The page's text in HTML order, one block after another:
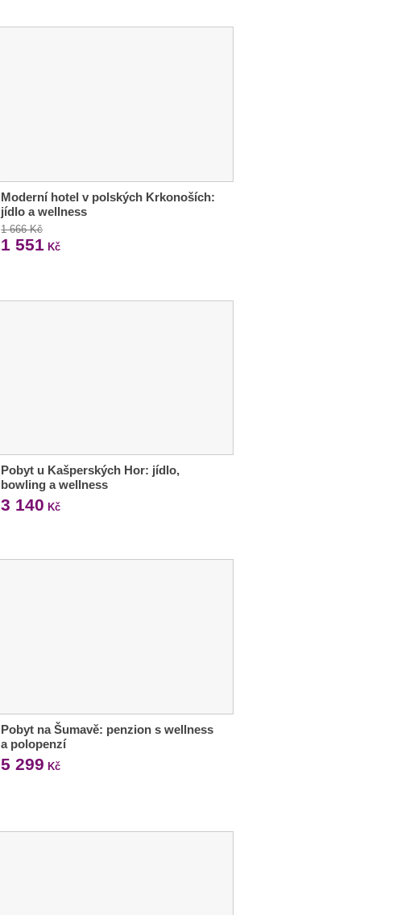
Moderní hotel v polských Krkonoších:
jídlo a wellness
1 666 Kč
1 551 Kč
Pobyt u Kašperských Hor: jídlo,
bowling a wellness
3 140 Kč
Pobyt na Šumavě: penzion s wellness
a polopenzí
5 299 Kč